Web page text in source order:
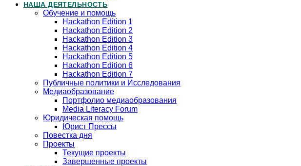
НАША ДЕЯТЕЛЬНОСТЬ
Обучение и помощь
Hackathon Edition 1
Hackathon Edition 2
Hackathon Edition 3
Hackathon Edition 4
Hackathon Edition 5
Hackathon Edition 6
Hackathon Edition 7
Публичные политики и Исследования
Медиаобразование
Портфолио медиаобразования
Media Literacy Forum
Юридическая помощь
Юрист Прессы
Повестка дня
Проекты
Текущие проекты
Завершенные проекты